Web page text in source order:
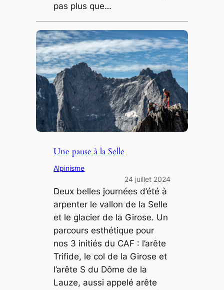
pas plus que…
Une pause à la Selle
Alpinisme
24 juillet 2024
Deux belles journées d’été à
arpenter le vallon de la Selle
et le glacier de la Girose. Un
parcours esthétique pour
nos 3 initiés du CAF : l’arête
Trifide, le col de la Girose et
l’arête S du Dôme de la
Lauze, aussi appelé arête